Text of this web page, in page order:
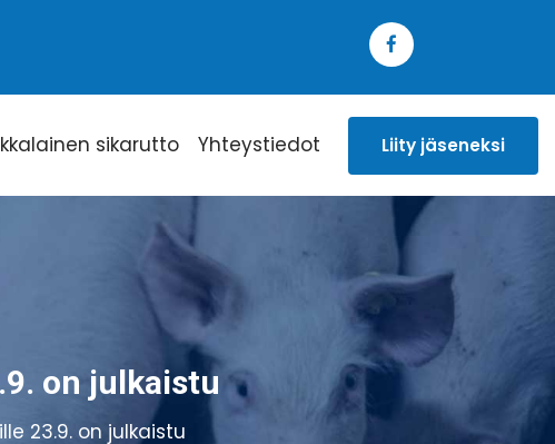
sikarutto Yhteystiedot Liity jäseneksi
on julkaistu
23.9. on julkaistu